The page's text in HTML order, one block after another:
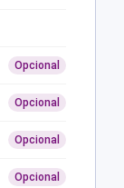
Opcional
Opcional
Opcional
Opcional